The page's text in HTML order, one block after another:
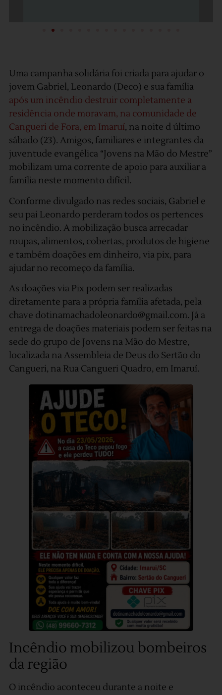
Uma campanha solidária foi criada para ajudar o
jovem Gabriel, Leonardo (Deco) e sua família
após um incêndio destruir completamente a
residência onde moravam, na comunidade de
Cangueri de Fora, em Imaruí, na noite d último
sábado (23). Amigos, familiares e integrantes da
juventude evangélica “Jovens na Mão do Mestre”
mobilizam uma corrente de apoio para auxiliar a
família neste momento difícil.
Conforme divulgado nas redes sociais, Gabriel e
seu pai Leonardo perderam todos os pertences
no incêndio. A mobilização busca arrecadar
roupas, alimentos, cobertas, produtos de higiene
e também doações em dinheiro, via pix, para
ajudar no recomeço da família.
As doações via Pix podem ser realizadas
diretamente para a própria família afetada, pela
chave dotinamachadoleonardo@gmail.com. Já a
entrega de doações materiais podem ser feitas na
sede do grupo de Jovens na Mão do Mestre,
localizada na Assembleia de Deus do Sertão do
Cangueri, na Rua Cangueri Quadro, em Imaruí.
Incêndio mobilizou bombeiros
da região
O incêndio aconteceu durante a noite e